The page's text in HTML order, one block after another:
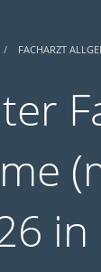
FACHARZT